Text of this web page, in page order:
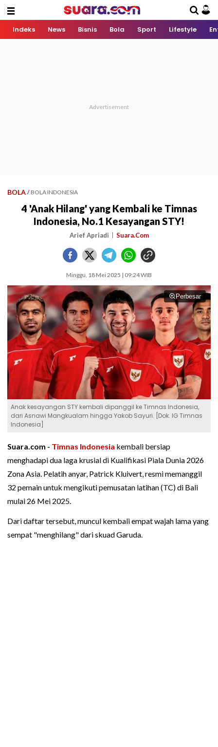
Indeks News Bisnis Bola Sport Lifestyle
BOLA / BOLA INDONESIA
4 'Anak Hilang' yang Kembali ke Timnas
Indonesia, No.1 Kesayangan STY!
Arief Apriadi Suara.Com
Minggu, 18 Mei 2025 | 09:24 WIB
Perbesar
Anak kesayangan STY kembali dipanggil ke Timnas Indonesia,
dari Asnawi Mangkualam hingga Yakob Sayuri. [Dok. IG Timnas
Indonesia]
Suara.com - Timnas Indonesia kembali bersiap
menghadapi dua laga krusial di Kualifikasi Piala Dunia 2026
Zona Asia. Pelatih anyar, Patrick Kluivert, resmi memanggil
32 pemain untuk mengikuti pemusatan latihan (TC) di Bali
mulai 26 Mei 2025.
Dari daftar tersebut, muncul kembali empat wajah lama yang
sempat "menghilang" dari skuad Garuda.